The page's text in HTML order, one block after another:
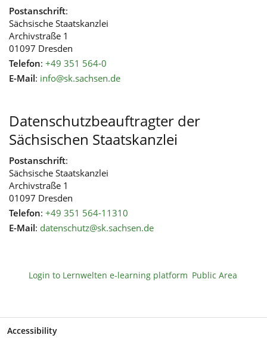
Postanschrift:
Sächsische Staatskanzlei
Archivstraße 1
01097 Dresden
Telefon: +49 351 564-0
E-Mail: info@sk.sachsen.de
Datenschutzbeauftragter der
Sächsischen Staatskanzlei
Postanschrift:
Sächsische Staatskanzlei
Archivstraße 1
01097 Dresden
Telefon: +49 351 564-11310
E-Mail: datenschutz@sk.sachsen.de
Login to Lernwelten e-learning platform Public Area
Accessibility